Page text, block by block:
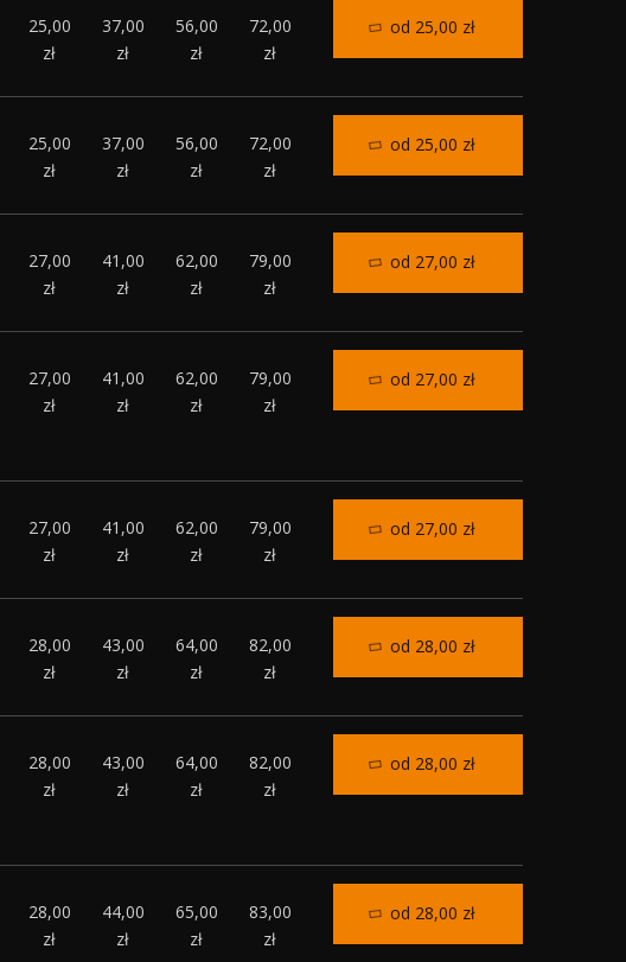
25,00
zł
37,00
zł
56,00
zł
72,00
zł
25,00
zł
37,00
zł
56,00
zł
72,00
zł
27,00
zł
41,00
zł
62,00
zł
79,00
zł
27,00
zł
41,00
zł
62,00
zł
79,00
zł
27,00
zł
41,00
zł
62,00
zł
79,00
zł
28,00
zł
43,00
zł
64,00
zł
82,00
zł
28,00
zł
43,00
zł
64,00
zł
82,00
zł
28,00
zł
44,00
zł
65,00
zł
83,00
zł